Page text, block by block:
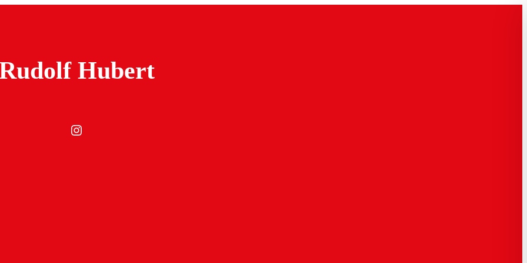
Hubert
Instagram